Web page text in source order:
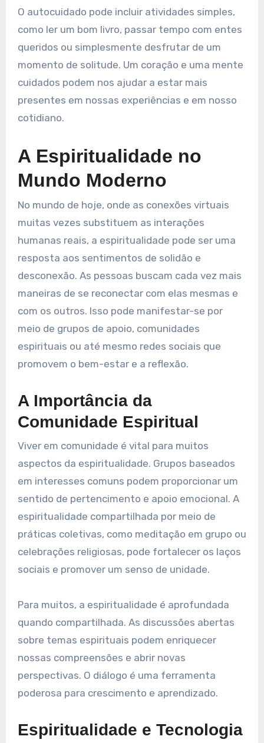
O autocuidado pode incluir atividades simples,
como ler um bom livro, passar tempo com entes
queridos ou simplesmente desfrutar de um
momento de solitude. Um coração e uma mente
cuidados podem nos ajudar a estar mais
presentes em nossas experiências e em nosso
cotidiano.
A Espiritualidade no
Mundo Moderno
No mundo de hoje, onde as conexões virtuais
muitas vezes substituem as interações
humanas reais, a espiritualidade pode ser uma
resposta aos sentimentos de solidão e
desconexão. As pessoas buscam cada vez mais
maneiras de se reconectar com elas mesmas e
com os outros. Isso pode manifestar-se por
meio de grupos de apoio, comunidades
espirituais ou até mesmo redes sociais que
promovem o bem-estar e a reflexão.
A Importância da
Comunidade Espiritual
Viver em comunidade é vital para muitos
aspectos da espiritualidade. Grupos baseados
em interesses comuns podem proporcionar um
sentido de pertencimento e apoio emocional. A
espiritualidade compartilhada por meio de
práticas coletivas, como meditação em grupo ou
celebrações religiosas, pode fortalecer os laços
sociais e promover um senso de unidade.
Para muitos, a espiritualidade é aprofundada
quando compartilhada. As discussões abertas
sobre temas espirituais podem enriquecer
nossas compreensões e abrir novas
perspectivas. O diálogo é uma ferramenta
poderosa para crescimento e aprendizado.
Espiritualidade e Tecnologia